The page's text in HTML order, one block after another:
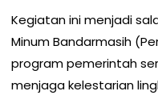
Kegiatan ini menjadi
Minum Bandarmasih
program pemerintah
menjaga kelestarian